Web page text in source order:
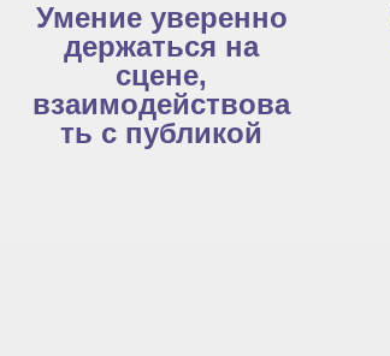
Умение уверенно
держаться на
сцене,
взаимодействова
ть с публикой